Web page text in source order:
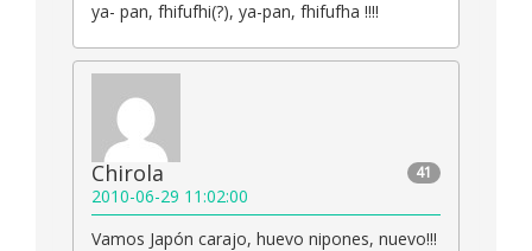
ya- pan, fhifufhi(?), ya-pan, fhifufha !!!!
41
Chirola
2010-06-29 11:02:00
Vamos Japón carajo, huevo nipones, nuevo!!!